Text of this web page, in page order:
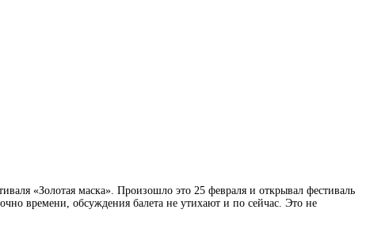
«Золотая маска». Произошло это 25 февраля и открывал фестиваль
времени, обсуждения балета не утихают и по сейчас. Это не